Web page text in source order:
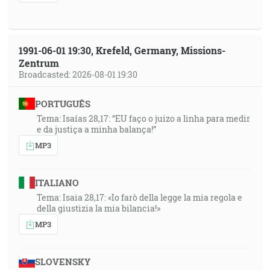
1991-06-01 19:30, Krefeld, Germany, Missions-
Zentrum
Broadcasted: 2026-08-01 19:30
PORTUGUÊS
Tema: Isaías 28,17: “EU faço o juizo a linha para medir
e da justiça a minha balança!”
MP3
ITALIANO
Tema: Isaia 28,17: «Io farò della legge la mia regola e
della giustizia la mia bilancia!»
MP3
SLOVENSKY